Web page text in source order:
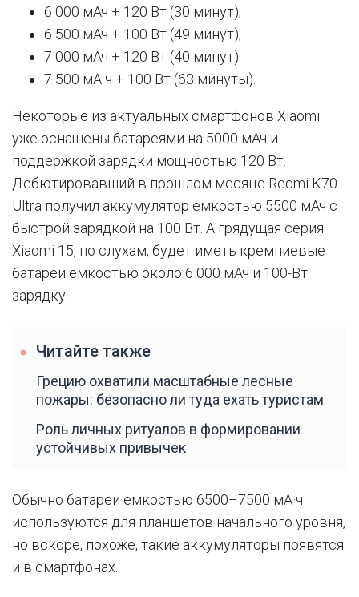
6 000 мАч + 120 Вт (30 минут);
6 500 мАч + 100 Вт (49 минут);
7 000 мАч + 120 Вт (40 минут).
7 500 мА·ч + 100 Вт (63 минуты).
Некоторые из актуальных смартфонов Xiaomi
уже оснащены батареями на 5000 мАч и
поддержкой зарядки мощностью 120 Вт.
Дебютировавший в прошлом месяце Redmi K70
Ultra получил аккумулятор емкостью 5500 мАч с
быстрой зарядкой на 100 Вт. А грядущая серия
Xiaomi 15, по слухам, будет иметь кремниевые
батареи емкостью около 6 000 мАч и 100-Вт
зарядку.
Читайте также
Грецию охватили масштабные лесные
пожары: безопасно ли туда ехать туристам
Роль личных ритуалов в формировании
устойчивых привычек
Обычно батареи емкостью 6500–7500 мА·ч
используются для планшетов начального уровня,
но вскоре, похоже, такие аккумуляторы появятся
и в смартфонах.